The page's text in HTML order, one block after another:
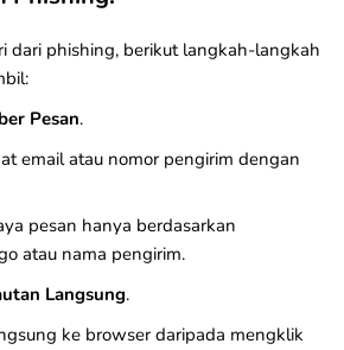
dari phishing, berikut langkah-langkah
Pesan.
email atau nomor pengirim dengan
pesan hanya berdasarkan
atau nama pengirim.
Langsung.
ke browser daripada mengklik